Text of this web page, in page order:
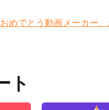
めでとう動画メーカー
ト